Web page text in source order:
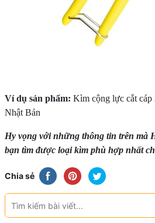
Ví dụ sản phẩm: Kìm cộng lực cắt cáp
Nhật Bản
Hy vọng với những thông tin trên mà
bạn tìm được loại kìm phù hợp nhất
Chia sẻ